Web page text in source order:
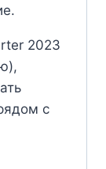
2023
с